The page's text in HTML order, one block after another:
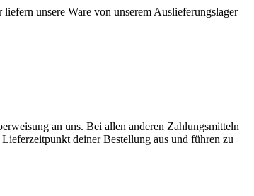
unsere Ware von unserem Auslieferungslager
an uns. Bei allen anderen Zahlungsmitteln
deiner Bestellung aus und führen zu